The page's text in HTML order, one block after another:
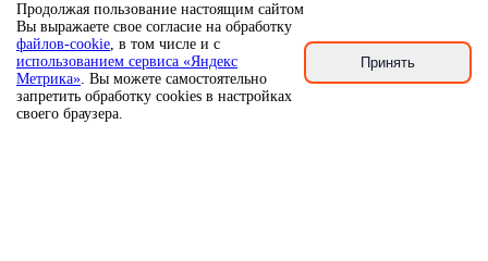
Продолжая пользование настоящим сайтом
Вы выражаете свое согласие на обработку
файлов-cookie, в том числе и с
использованием сервиса «Яндекс
Метрика». Вы можете самостоятельно
запретить обработку cookies в настройках
своего браузера.
Принять